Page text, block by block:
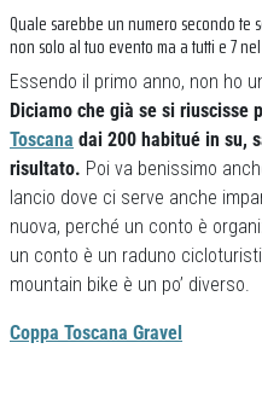
Quale sarebbe un numero secondo
non solo al tuo evento ma a tutti e 7
Essendo il primo anno, non ho
Diciamo che già se si riuscisse
Toscana dai 200 habitué in su,
risultato. Poi va benissimo
lancio dove ci serve anche
nuova, perché un conto è
un conto è un raduno
mountain bike è un po’ diverso.
Coppa Toscana Gravel